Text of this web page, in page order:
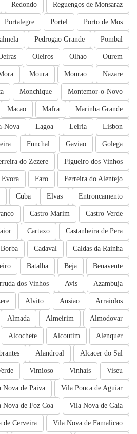
Reguengos de Monsaraz
Redondo
Porto de Mos
Portel
Portalegre
Pombal
Pedrogao Grande
Ourem
Olhao
Oleiros
Nazare
Mourao
Moura
Montemor-o-Novo
Monchique
Marinha Grande
Mafra
Macao
Lisbon
Leiria
Lagoa
Nova
Golega
Gaviao
Funchal
Figueiro dos Vinhos
do Zezere
Ferreira do Alentejo
Faro
Evora
Entroncamento
Elvas
Cuba
Castro Verde
Castro Marim
Castanheira de Pera
Cartaxo
Caldas da Rainha
Cadaval
Borba
Benavente
Beja
Batalha
Azambuja
Avis
dos Vinhos
Arraiolos
Ansiao
Alvito
Almodovar
Almeirim
Almada
Alenquer
Alcoutim
Alcochete
Alcacer do Sal
Alandroal
Viseu
Vinhais
Vimioso
Vila Pouca de Aguiar
Nova de Paiva
Vila Nova de Gaia
Nova de Foz Coa
Vila Nova de Famalicao
de Cerveira